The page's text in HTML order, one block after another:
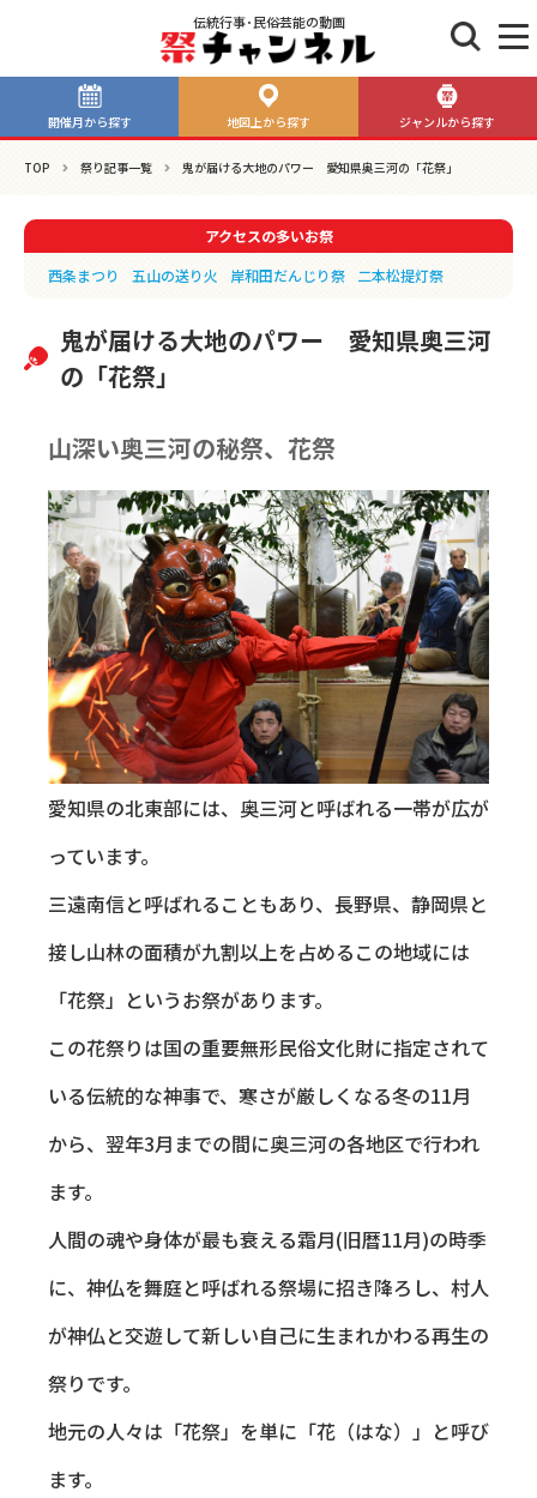
伝統行事･民俗芸能の動画
開催月から探す 地図上から探す ジャンルから探す
TOP 祭り記事一覧 鬼が届ける大地のパワー 愛知県奥三河の「花祭」
アクセスの多いお祭
西条まつり
五山の送り火 岸和田だんじり祭 二本松提灯祭
鬼が届ける大地のパワー 愛知県奥三河
の「花祭」
山深い奥三河の秘祭、花祭
愛知県の北東部には、奥三河と呼ばれる一帯が広が
っています。
三遠南信と呼ばれることもあり、長野県、静岡県と
接し山林の面積が九割以上を占めるこの地域には
「花祭」というお祭があります。
この花祭りは国の重要無形民俗文化財に指定されて
いる伝統的な神事で、寒さが厳しくなる冬の11月
から、翌年3月までの間に奥三河の各地区で行われ
ます。
人間の魂や身体が最も衰える霜月(旧暦11月)の時季
に、神仏を舞庭と呼ばれる祭場に招き降ろし、村人
が神仏と交遊して新しい自己に生まれかわる再生の
祭りです。
地元の人々は「花祭」を単に「花（はな）」と呼び
ます。